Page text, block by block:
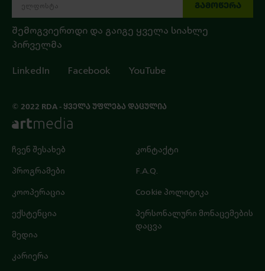
ჩვენ შესახებ
პროგრამები
კოოპერაცია
ექსტენცია
მედია
კარიერა
კონტაქტი
F.A.Q.
Cookie პოლიტიკა
პერსონალური მონაცემების
დაცვა
ᲒᲐᲛᲝᲬᲔᲠᲐ
შემოგვიერთდი და გაიგე ყველა სიახლე
პირველმა
LinkedIn Facebook YouTube
© 2022 RDA - ᲧᲕᲔᲚᲐ ᲣᲤᲚᲔᲑᲐ ᲓᲐᲪᲣᲚᲘᲐ